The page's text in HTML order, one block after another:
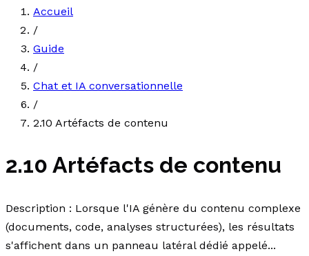
Accueil
/
Guide
/
Chat et IA conversationnelle
/
2.10 Artéfacts de contenu
2.10 Artéfacts de contenu
Description : Lorsque l'IA génère du contenu complexe
(documents, code, analyses structurées), les résultats
s'affichent dans un panneau latéral dédié appelé...